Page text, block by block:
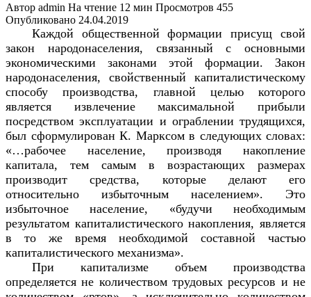
Автор admin На чтение 12 мин Просмотров 455
Опубликовано 24.04.2019
Каждой общественной формации присущ свой
закон народонаселения, связанный с основными
экономическими законами этой формации. Закон
народонаселения, свойственный капиталистическому
способу производства, главной целью которого
является извлечение максимальной прибыли
посредством эксплуатации и ограблении трудящихся,
был сформулирован К. Марксом в следующих словах:
«…рабочее население, производя накопление
капитала, тем самым в возрастающих размерах
производит средства, которые делают его
относительно избыточным населением». Это
избыточное население, «будучи необходимым
результатом капиталистического накопления, является
в то же время необходимой составной частью
капиталистического механизма».
При капитализме объем производства
определяется не количеством трудовых ресурсов и не